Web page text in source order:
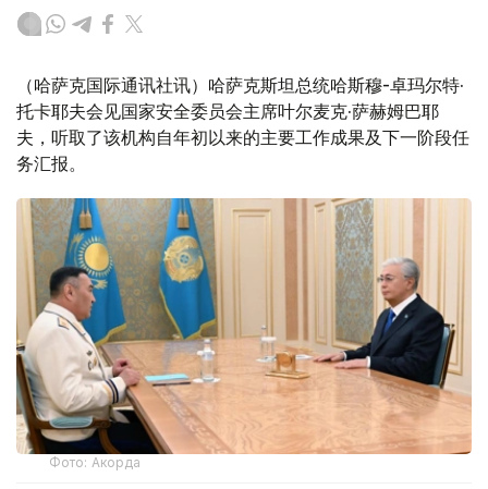
（哈萨克国际通讯社讯）哈萨克斯坦总统哈斯穆-卓玛尔特·
托卡耶夫会见国家安全委员会主席叶尔麦克·萨赫姆巴耶
夫，听取了该机构自年初以来的主要工作成果及下一阶段任
务汇报。
Фото: Акорда